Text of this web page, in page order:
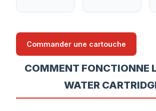
Commander une cartouche
COMMENT FONCTIONNE
WATER